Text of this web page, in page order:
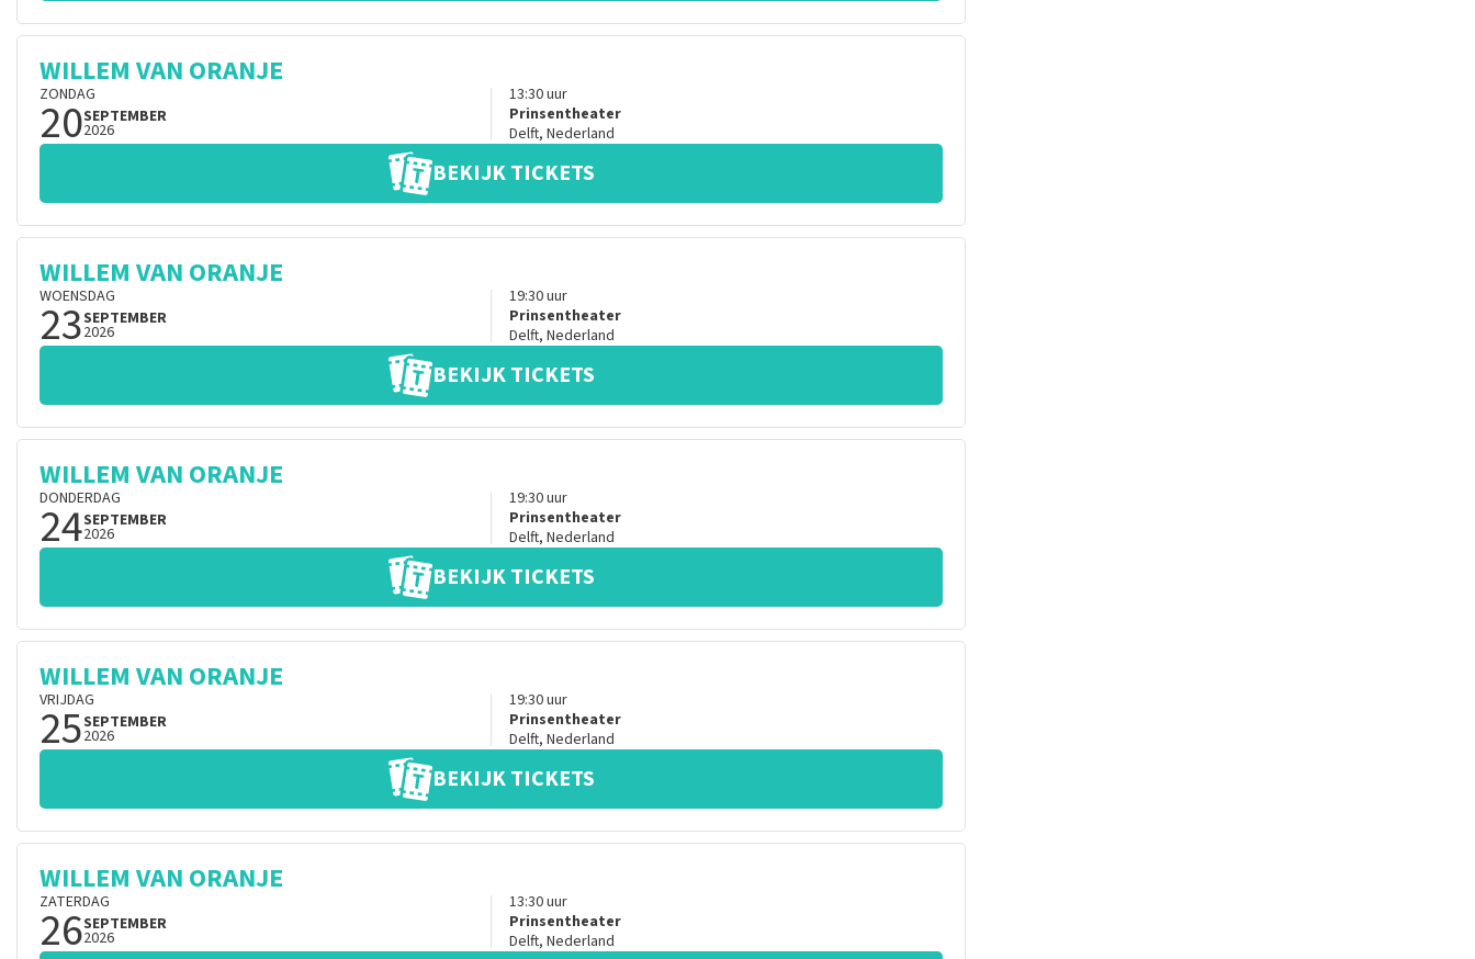
WILLEM VAN ORANJE
ZONDAG
20SEPTEMBER
2026
13:30uur
Prinsentheater
Delft, Nederland
BEKIJK TICKETS
WILLEM VAN ORANJE
WOENSDAG
23SEPTEMBER
2026
19:30uur
Prinsentheater
Delft, Nederland
BEKIJK TICKETS
WILLEM VAN ORANJE
DONDERDAG
24SEPTEMBER
2026
19:30uur
Prinsentheater
Delft, Nederland
BEKIJK TICKETS
WILLEM VAN ORANJE
VRIJDAG
25SEPTEMBER
2026
19:30uur
Prinsentheater
Delft, Nederland
BEKIJK TICKETS
WILLEM VAN ORANJE
ZATERDAG
26SEPTEMBER
2026
13:30uur
Prinsentheater
Delft, Nederland